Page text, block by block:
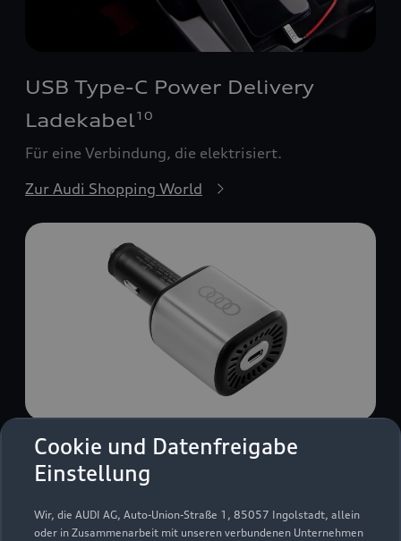
Cookie und Datenfreigabe
Einstellung
Wir, die AUDI AG, Auto-Union-Straße 1, 85057 Ingolstadt, allein
oder in Zusammenarbeit mit unseren verbundenen Unternehmen
USB Type-C Power Delivery
Ladekabel10
Für eine Verbindung, die elektrisiert.
Zur Audi Shopping World
USB Power-Ladegerät
USB Power-Ladegerät für schnelles und
komfortables Laden von Mobiltelefonen, Tablets
oder Laptops.